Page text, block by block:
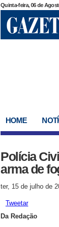
Quinta-feira, 06 de
HOME
Polícia
arma de
ter, 15 de julho de
Tweetar
Da Redação